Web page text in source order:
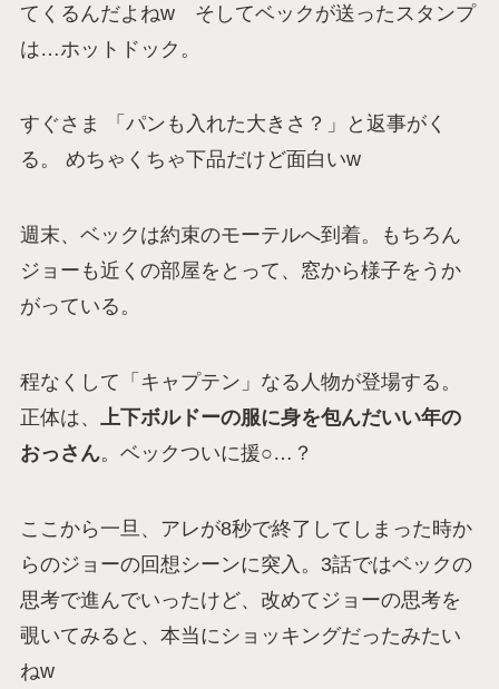
てくるんだよねw そしてベックが送ったスタンプ
は…ホットドック。
すぐさま 「パンも入れた大きさ？」と返事がく
る。 めちゃくちゃ下品だけど面白いw
週末、ベックは約束のモーテルへ到着。もちろん
ジョーも近くの部屋をとって、窓から様子をうか
がっている。
程なくして「キャプテン」なる人物が登場する。
正体は、 上下ボルドーの服に身を包んだいい年の
おっさん。ベックついに援○…？
ここから一旦、アレが8秒で終了してしまった時か
らのジョーの回想シーンに突入。3話ではベックの
思考で進んでいったけど、改めてジョーの思考を
覗いてみると、本当にショッキングだったみたい
ねw